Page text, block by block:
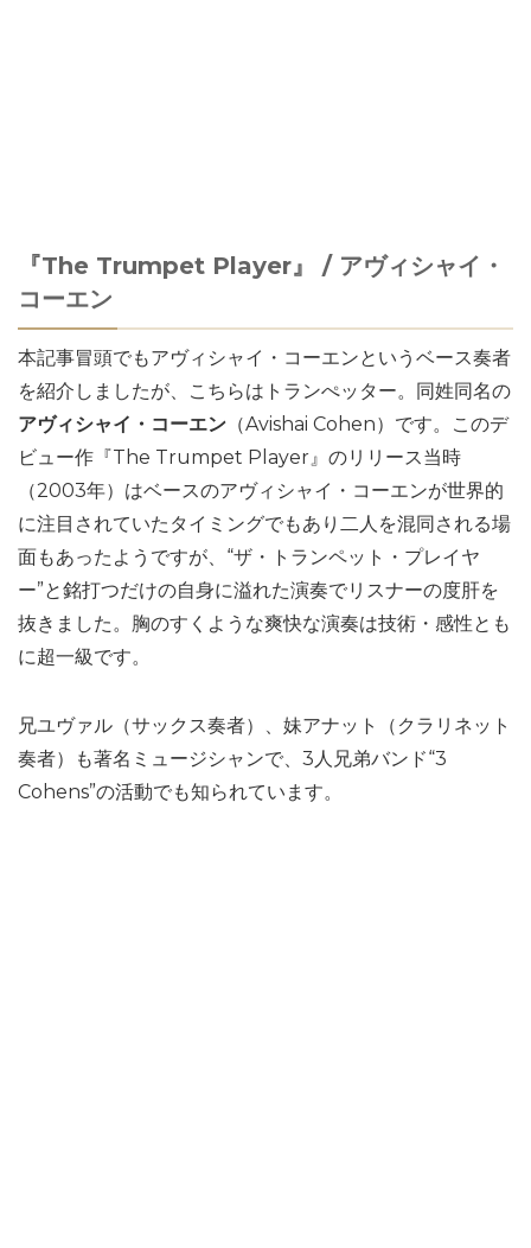
『The Trumpet Player』 / アヴィシャイ・
コーエン
本記事冒頭でもアヴィシャイ・コーエンというベース奏者
を紹介しましたが、こちらはトランぺッター。同姓同名の
アヴィシャイ・コーエン （Avishai Cohen）です。このデ
ビュー作『The Trumpet Player』のリリース当時
（2003年）はベースのアヴィシャイ・コーエンが世界的
に注目されていたタイミングでもあり二人を混同される場
面もあったようですが、“ザ・トランペット・プレイヤ
ー”と銘打つだけの自身に溢れた演奏でリスナーの度肝を
抜きました。胸のすくような爽快な演奏は技術・感性とも
に超一級です。
兄ユヴァル（サックス奏者）、妹アナット（クラリネット
奏者）も著名ミュージシャンで、3人兄弟バンド“3
Cohens”の活動でも知られています。